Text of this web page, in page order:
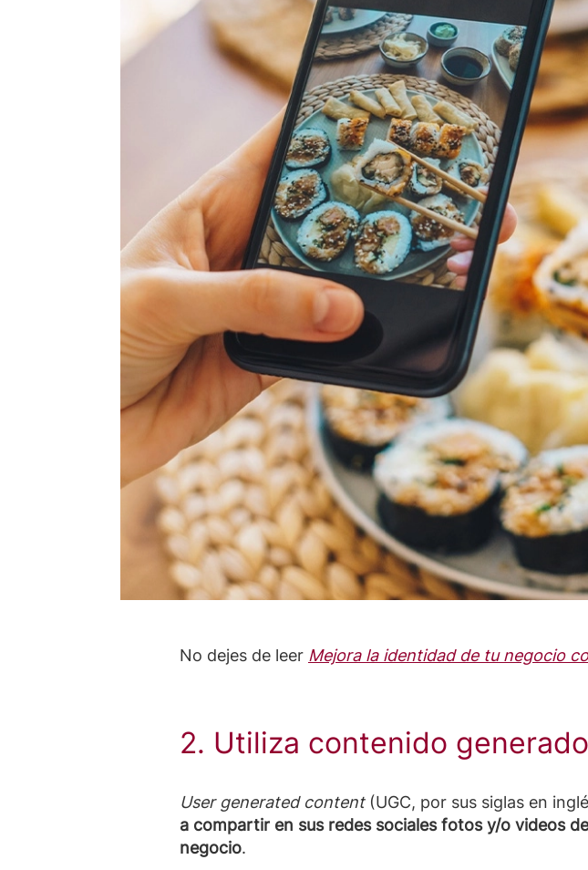
No dejes de leer Mejora la identidad de tu negocio
2. Utiliza contenido
User generated content (UGC, por sus siglas en
a compartir en sus redes sociales fotos y/o videos
negocio.